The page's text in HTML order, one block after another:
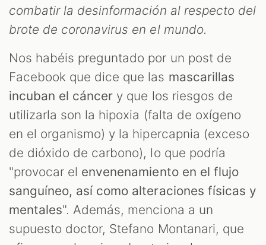
combatir la desinformación al respecto del
brote de coronavirus en el mundo.
Nos habéis preguntado por un post de
Facebook que dice que las mascarillas
incuban el cáncer y que los riesgos de
utilizarla son la hipoxia (falta de oxígeno
en el organismo) y la hipercapnia (exceso
de dióxido de carbono), lo que podría
"provocar el envenenamiento en el flujo
sanguíneo, así como alteraciones físicas y
mentales". Además, menciona a un
supuesto doctor, Stefano Montanari, que